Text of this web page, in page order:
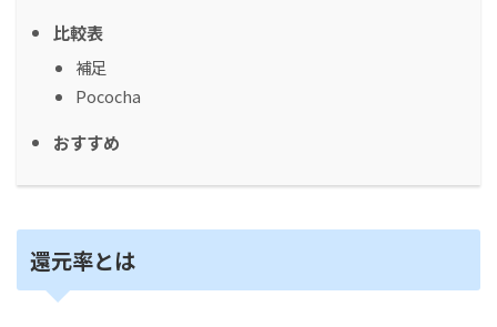
比較表
補足
Pococha
おすすめ
還元率とは